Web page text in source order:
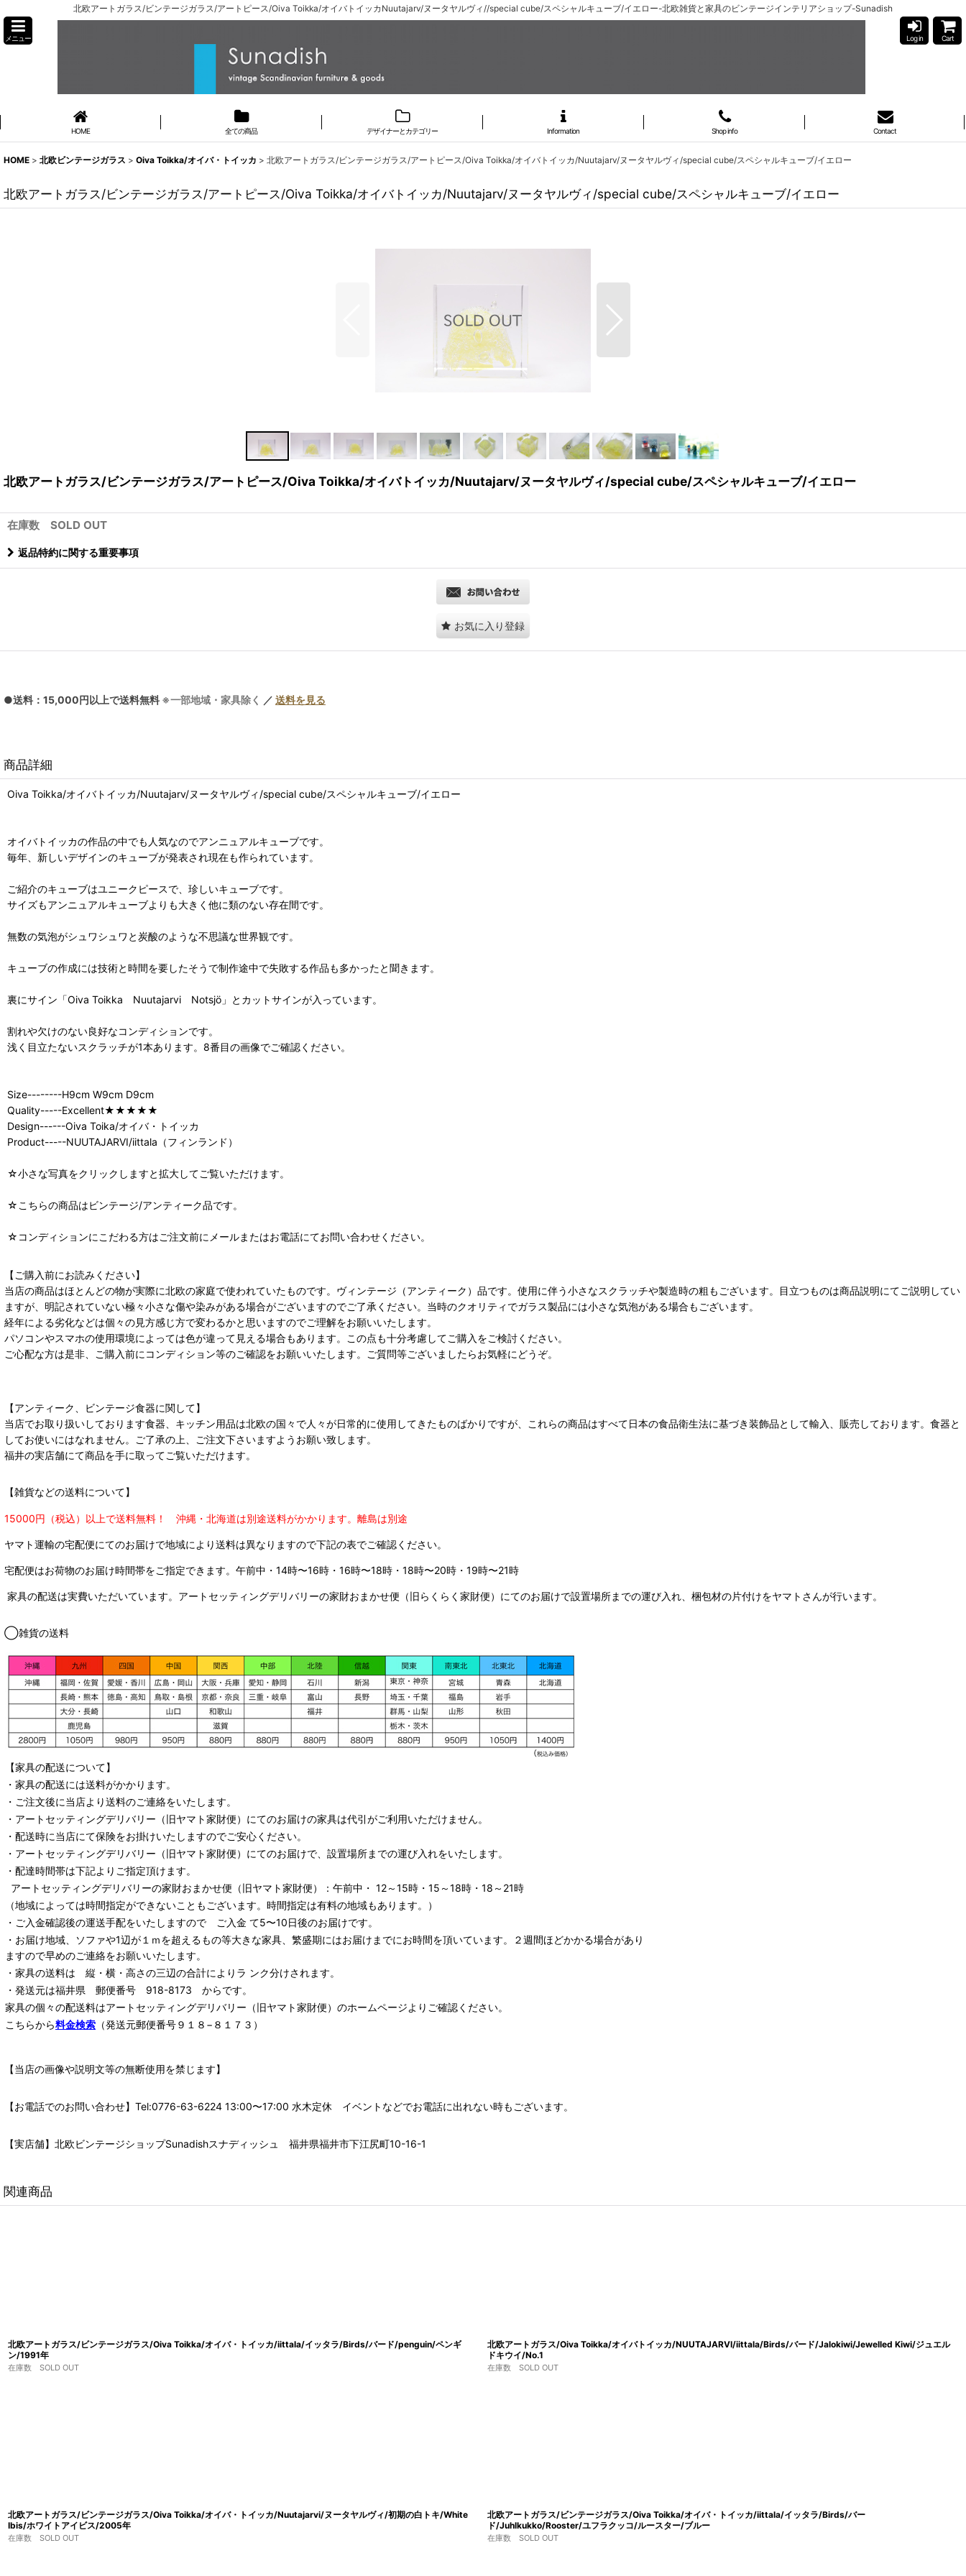
北欧アートガラス/ビンテージガラス/アートピース/Oiva Toikka/オイバトイッカNuutajarv/ヌータヤルヴィ//special cube/スペシャルキューブ/イエロー-北欧雑貨と家具のビンテージインテリアショップ-Sunadish
メニュー Log in Cart
HOME 全ての商品 デザイナーとカテゴリー Information Shop info Contact
HOME > 北欧ビンテージガラス > Oiva Toikka/オイバ・トイッカ > 北欧アートガラス/ビンテージガラス/アートピース/Oiva Toikka/オイバトイッカ/Nuutajarv/ヌータヤルヴィ/special cube/スペシャルキューブ/イエロー
北欧アートガラス/ビンテージガラス/アートピース/Oiva Toikka/オイバトイッカ/Nuutajarv/ヌータヤルヴィ/special cube/スペシャルキューブ/イエロー
北欧アートガラス/ビンテージガラス/アートピース/Oiva Toikka/オイバトイッカ/Nuutajarv/ヌータヤルヴィ/special cube/スペシャルキューブ/イエロー
在庫数 SOLD OUT
返品特約に関する重要事項
お気に入り登録
●送料：15,000円以上で送料無料 ※一部地域・家具除く ／ 送料を見る
商品詳細
Oiva Toikka/オイバトイッカ/Nuutajarv/ヌータヤルヴィ/special cube/スペシャルキューブ/イエロー
オイバトイッカの作品の中でも人気なのでアンニュアルキューブです。
毎年、新しいデザインのキューブが発表され現在も作られています。
ご紹介のキューブはユニークピースで、珍しいキューブです。
サイズもアンニュアルキューブよりも大きく他に類のない存在間です。
無数の気泡がシュワシュワと炭酸のような不思議な世界観です。
キューブの作成には技術と時間を要したそうで制作途中で失敗する作品も多かったと聞きます。
裏にサイン「Oiva Toikka Nuutajarvi Notsjö」とカットサインが入っています。
割れや欠けのない良好なコンディションです。
浅く目立たないスクラッチが1本あります。8番目の画像でご確認ください。
Size--------H9cm W9cm D9cm
Quality-----Excellent★★★★★
Design------Oiva Toika/オイバ・トイッカ
Product-----NUUTAJARVI/iittala（フィンランド）
☆小さな写真をクリックしますと拡大してご覧いただけます。
☆こちらの商品はビンテージ/アンティーク品です。
☆コンディションにこだわる方はご注文前にメールまたはお電話にてお問い合わせください。
【ご購入前にお読みください】
当店の商品はほとんどの物が実際に北欧の家庭で使われていたものです。ヴィンテージ（アンティーク）品です。使用に伴う小さなスクラッチや製造時の粗もございます。目立つものは商品説明にてご説明してい
ますが、明記されていない極々小さな傷や染みがある場合がございますのでご了承ください。当時のクオリティでガラス製品には小さな気泡がある場合もございます。
経年による劣化などは個々の見方感じ方で変わるかと思いますのでご理解をお願いいたします。
パソコンやスマホの使用環境によっては色が違って見える場合もあります。この点も十分考慮してご購入をご検討ください。
ご心配な方は是非、ご購入前にコンディション等のご確認をお願いいたします。ご質問等ございましたらお気軽にどうぞ。
【アンティーク、ビンテージ食器に関して】
当店でお取り扱いしております食器、キッチン用品は北欧の国々で人々が日常的に使用してきたものばかりですが、これらの商品はすべて日本の食品衛生法に基づき装飾品として輸入、販売しております。食器と
してお使いにはなれません。ご了承の上、ご注文下さいますようお願い致します。
福井の実店舗にて商品を手に取ってご覧いただけます。
【雑貨などの送料について】
15000円（税込）以上で送料無料！ 沖縄・北海道は別途送料がかかります。 離島は別途
ヤマト運輸の宅配便にてのお届けで地域により送料は異なりますので下記の表でご確認ください。
宅配便はお荷物のお届け時間帯をご指定できます。 午前中・14時〜16時・16時〜18時・18時〜20時・19時〜21時
家具の配送は実費いただいています。アートセッティングデリバリーの家財おまかせ便（旧らくらく家財便）にてのお届けで設置場所までの運び入れ、梱包材の片付けをヤマトさんが行います。
◯雑貨の送料
【家具の配送について】
・家具の配送には送料がかかります。
・ご注文後に当店より送料のご連絡をいたします。
・ アートセッティングデリバリー （旧ヤマト家財便） にてのお届けの家具は代引がご利用いただけません。
・配送時に当店にて保険をお掛けいたしますのでご安心ください。
・ アートセッティングデリバリー （旧ヤマト家財便） にてのお届けで、設置場所までの運び入れをいたします。
・配達時間帯は下記よりご指定頂けます。
アートセッティングデリバリーの家財おまかせ便 （旧ヤマト家財便）：午前中・ 12～15時・15～18時・18～21時
（地域によっては時間指定ができないこともございます。時間指定は有料の地域もあります。）
・ご入金確認後の運送手配をいたしますので ご入金 て5〜10日後のお届けです。
・お届け地域、ソファや1辺が１ｍを超えるもの等大きな家具、繁盛期にはお届けまでにお時間を頂いています。２週間ほどかかる場合があり
ますので早めのご連絡をお願いいたします。
・家具の送料は 縦・横・高さの三辺の合計によりラ ンク分けされます。
・発送元は福井県 郵便番号 918-8173 からです。
家具の個々の配送料はアートセッティングデリバリー （旧ヤマト家財便） のホームページよりご確認ください。
こちらから料金検索 （発送元郵便番号９１８−８１７３）
【当店の画像や説明文等の無断使用を禁じます】
【お電話でのお問い合わせ】Tel:0776-63-6224 13:00〜17:00 水木定休 イベントなどでお電話に出れない時もございます。
【実店舗】北欧ビンテージショップSunadishスナディッシュ 福井県福井市下江尻町10-16-1
関連商品
北欧アートガラス/ビンテージガラス/Oiva Toikka/オイバ・トイッカ/iittala/イッタラ/Birds/バード/penguin/ペンギ
ン/1991年
在庫数 SOLD OUT
北欧アートガラス/Oiva Toikka/オイバトイッカ/NUUTAJARVI/iittala/Birds/バード/Jalokiwi/Jewelled Kiwi/ジュエル
ドキウイ/No.1
在庫数 SOLD OUT
北欧アートガラス/ビンテージガラス/Oiva Toikka/オイバ・トイッカ/Nuutajarvi/ヌータヤルヴィ/初期の白トキ/White
Ibis/ホワイトアイビス/2005年
在庫数 SOLD OUT
北欧アートガラス/ビンテージガラス/Oiva Toikka/オイバ・トイッカ/iittala/イッタラ/Birds/バー
ド/Juhlkukko/Rooster/ユフラクッコ/ルースター/ブルー
在庫数 SOLD OUT